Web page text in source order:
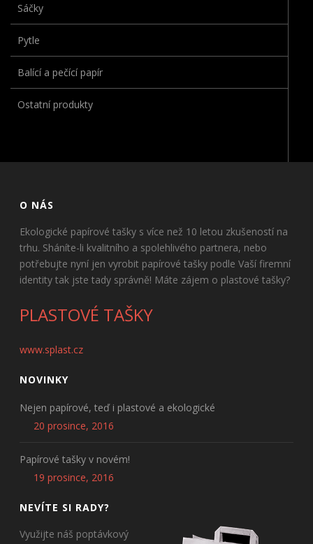
Sáčky
Pytle
Balící a pečící papír
Ostatní produkty
O NÁS
Ekologické papírové tašky s více než 10 letou zkušeností na
trhu. Sháníte-li kvalitního a spolehlivého partnera, nebo
potřebujte nyní jen vyrobit papírové tašky podle Vaší firemní
identity tak jste tady správně! Máte zájem o plastové tašky?
PLASTOVÉ TAŠKY
www.splast.cz
NOVINKY
Nejen papírové, teď i plastové a ekologické
20 prosince, 2016
Papírové tašky v novém!
19 prosince, 2016
NEVÍTE SI RADY?
Využijte náš poptávkový